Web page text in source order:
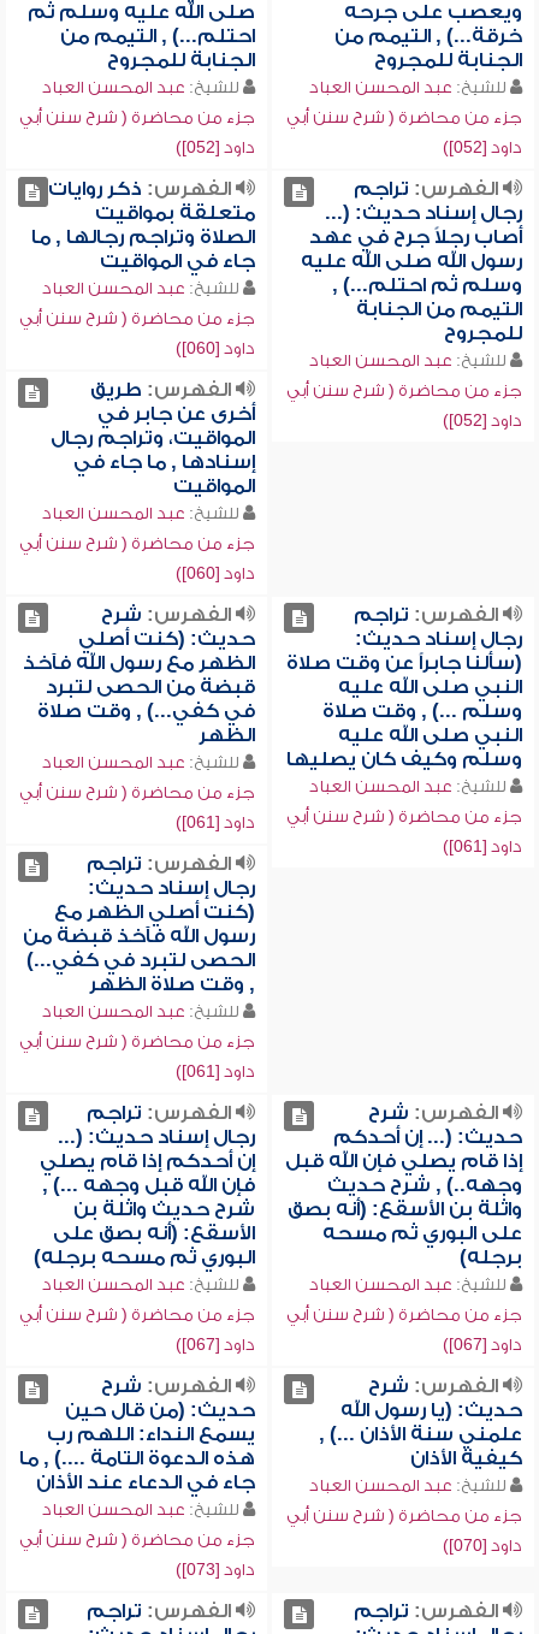
ويعصب على جرحه
خرقة...) , التيمم من
الجنابة للمجروح
للشيخ: عبد المحسن العباد
جزء من محاضرة ( شرح سنن أبي
داود [052])
صلى الله عليه وسلم ثم
احتلم...) , التيمم من
الجنابة للمجروح
للشيخ: عبد المحسن العباد
جزء من محاضرة ( شرح سنن أبي
داود [052])
الفهرس: تراجم
رجال إسناد حديث: (...
أصاب رجلاً جرح في عهد
رسول الله صلى الله عليه
وسلم ثم احتلم...) ,
التيمم من الجنابة
للمجروح
للشيخ: عبد المحسن العباد
جزء من محاضرة ( شرح سنن أبي
داود [052])
الفهرس: ذكر روايات
متعلقة بمواقيت
الصلاة وتراجم رجالها , ما
جاء في المواقيت
للشيخ: عبد المحسن العباد
جزء من محاضرة ( شرح سنن أبي
داود [060])
الفهرس: طريق
أخرى عن جابر في
المواقيت، وتراجم رجال
إسنادها , ما جاء في
المواقيت
للشيخ: عبد المحسن العباد
جزء من محاضرة ( شرح سنن أبي
داود [060])
الفهرس: تراجم
رجال إسناد حديث:
(سألنا جابراً عن وقت صلاة
النبي صلى الله عليه
وسلم ...) , وقت صلاة
النبي صلى الله عليه
وسلم وكيف كان يصليها
للشيخ: عبد المحسن العباد
جزء من محاضرة ( شرح سنن أبي
داود [061])
الفهرس: شرح
حديث: (كنت أصلي
الظهر مع رسول الله فآخذ
قبضة من الحصى لتبرد
في كفي...) , وقت صلاة
الظهر
للشيخ: عبد المحسن العباد
جزء من محاضرة ( شرح سنن أبي
داود [061])
الفهرس: تراجم
رجال إسناد حديث:
(كنت أصلي الظهر مع
رسول الله فآخذ قبضة من
الحصى لتبرد في كفي...)
, وقت صلاة الظهر
للشيخ: عبد المحسن العباد
جزء من محاضرة ( شرح سنن أبي
داود [061])
الفهرس: شرح
حديث: (... إن أحدكم
إذا قام يصلي فإن الله قبل
وجهه..) , شرح حديث
واثلة بن الأسقع: (أنه بصق
على البوري ثم مسحه
برجله)
للشيخ: عبد المحسن العباد
جزء من محاضرة ( شرح سنن أبي
داود [067])
الفهرس: تراجم
رجال إسناد حديث: (...
إن أحدكم إذا قام يصلي
فإن الله قبل وجهه ...) ,
شرح حديث واثلة بن
الأسقع: (أنه بصق على
البوري ثم مسحه برجله)
للشيخ: عبد المحسن العباد
جزء من محاضرة ( شرح سنن أبي
داود [067])
الفهرس: شرح
حديث: (يا رسول الله
علمني سنة الأذان ...) ,
كيفية الأذان
للشيخ: عبد المحسن العباد
جزء من محاضرة ( شرح سنن أبي
داود [070])
الفهرس: شرح
حديث: (من قال حين
يسمع النداء: اللهم رب
هذه الدعوة التامة ....) , ما
جاء في الدعاء عند الأذان
للشيخ: عبد المحسن العباد
جزء من محاضرة ( شرح سنن أبي
داود [073])
الفهرس: تراجم
الفهرس: تراجم